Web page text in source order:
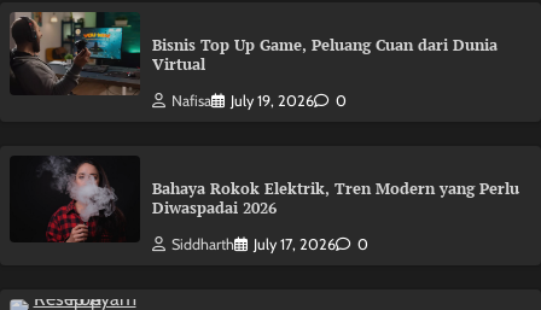
Bisnis Top Up Game, Peluang Cuan dari Dunia
Virtual
Nafisa July 19, 2026 0
Bahaya Rokok Elektrik, Tren Modern yang Perlu
Diwaspadai 2026
Siddharth July 17, 2026 0